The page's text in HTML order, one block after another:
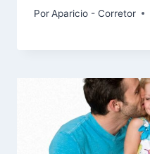
PorAparicio - Corretor